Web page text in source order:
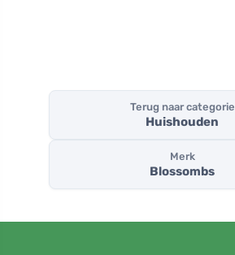
Terug naar categorie
Huishouden
Merk
Blossombs